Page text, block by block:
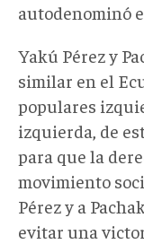
autodenominó
Yakú Pérez y
similar en el
populares
izquierda, de
para que la
movimiento
Pérez y a
evitar una